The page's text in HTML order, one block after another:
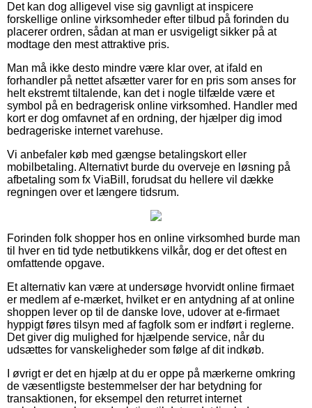
Det kan dog alligevel vise sig gavnligt at inspicere
forskellige online virksomheder efter tilbud på forinden du
placerer ordren, sådan at man er usvigeligt sikker på at
modtage den mest attraktive pris.
Man må ikke desto mindre være klar over, at ifald en
forhandler på nettet afsætter varer for en pris som anses for
helt ekstremt tiltalende, kan det i nogle tilfælde være et
symbol på en bedragerisk online virksomhed. Handler med
kort er dog omfavnet af en ordning, der hjælper dig imod
bedrageriske internet varehuse.
Vi anbefaler køb med gængse betalingskort eller
mobilbetaling. Alternativt burde du overveje en løsning på
afbetaling som fx ViaBill, forudsat du hellere vil dække
regningen over et længere tidsrum.
Forinden folk shopper hos en online virksomhed burde man
til hver en tid tyde netbutikkens vilkår, dog er det oftest en
omfattende opgave.
Et alternativ kan være at undersøge hvorvidt online firmaet
er medlem af e-mærket, hvilket er en antydning af at online
shoppen lever op til de danske love, udover at e-firmaet
hyppigt føres tilsyn med af fagfolk som er indført i reglerne.
Det giver dig mulighed for hjælpende service, når du
udsættes for vanskeligheder som følge af dit indkøb.
I øvrigt er det en hjælp at du er oppe på mærkerne omkring
de væsentligste bestemmelser der har betydning for
transaktionen, for eksempel den returret internet